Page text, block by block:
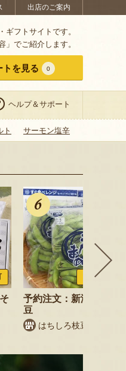
出店のご案内
フトサイトです。
でご紹介します。
トを見る 0
ヘルプ＆サポート
ト サーモン塩辛
ふるさと納
予約注文：新潟産 枝豆
豆
はちしろ枝豆農園